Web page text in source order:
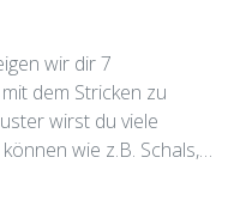
wir dir 7
dem Stricken zu
wirst du viele
wie z.B. Schals,…